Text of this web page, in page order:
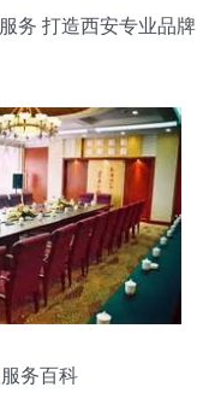
务 打造西安专业品牌
务百科